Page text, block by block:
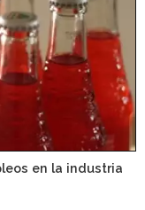
en la industria